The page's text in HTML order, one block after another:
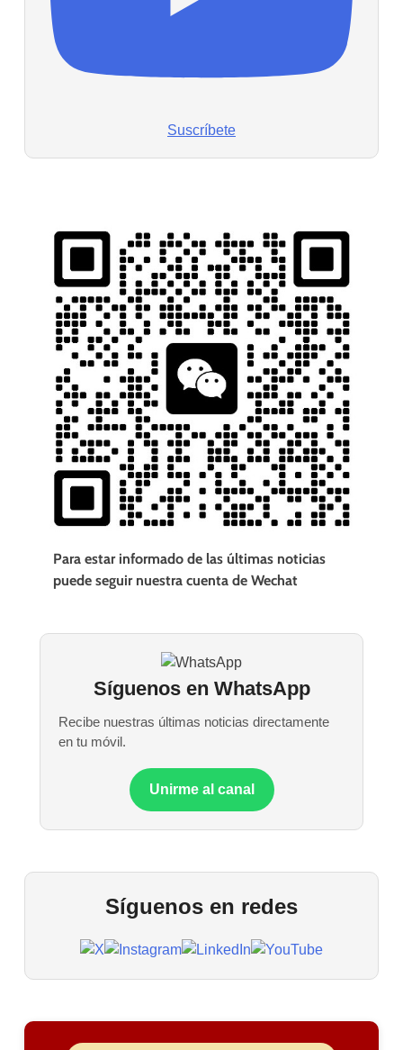
Suscríbete
Para estar informado de las últimas noticias
puede seguir nuestra cuenta de Wechat
Síguenos en WhatsApp
Recibe nuestras últimas noticias directamente
en tu móvil.
Unirme al canal
Síguenos en redes